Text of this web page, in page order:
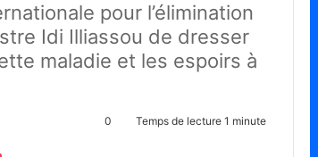
pour l’élimination
Idi Illiassou de dresser
maladie et les espoirs à
0 Temps de lecture 1 minute